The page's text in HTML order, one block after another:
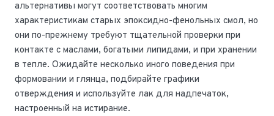
альтернативы могут соответствовать многим
характеристикам старых эпоксидно-фенольных смол, но
они по-прежнему требуют тщательной проверки при
контакте с маслами, богатыми липидами, и при хранении
в тепле. Ожидайте несколько иного поведения при
формовании и глянца, подбирайте графики
отверждения и используйте лак для надпечаток,
настроенный на истирание.